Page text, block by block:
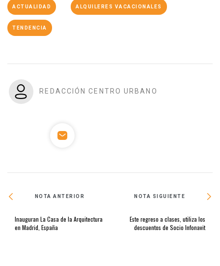
ACTUALIDAD ALQUILERES VACACIONALES
TENDENCIA
REDACCIÓN CENTRO URBANO
NOTA ANTERIOR
Inauguran La Casa de la Arquitectura
en Madrid, España
NOTA SIGUIENTE
Este regreso a clases, utiliza los
descuentos de Socio Infonavit